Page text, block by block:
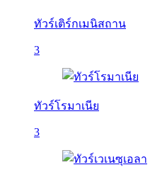
ทัวร์เติร์กเมนิสถาน
3
ทัวร์โรมาเนีย
3